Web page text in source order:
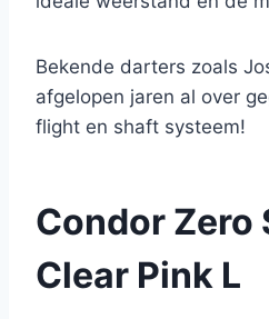
Bekende darters zoals
afgelopen jaren al over
flight en shaft systeem!
Condor Zero
Clear Pink L